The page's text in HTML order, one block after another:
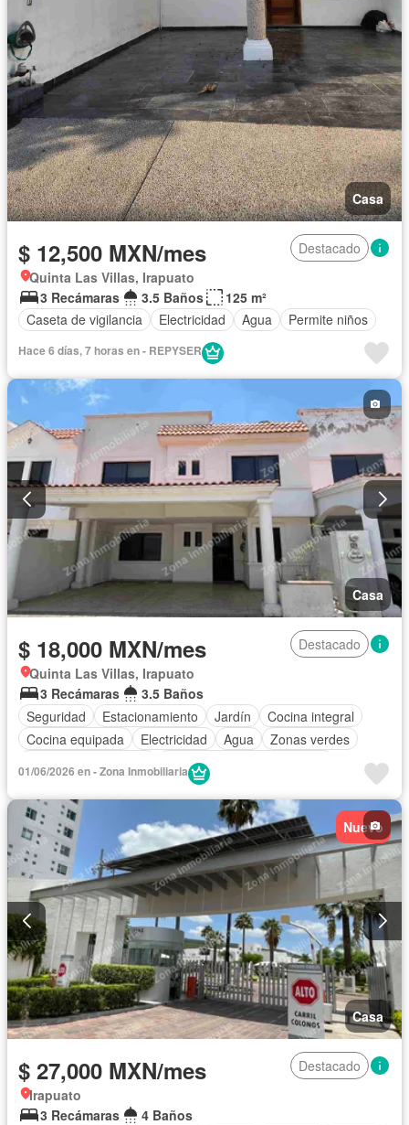
Casa
$ 12,500 MXN/mes
Destacado
Quinta Las Villas, Irapuato
3 Recámaras
3.5 Baños
125 m²
Caseta de vigilancia
Electricidad Agua Permite niños
Hace 6 días, 7 horas en - REPYSER
Casa
$ 18,000 MXN/mes
Destacado
Quinta Las Villas, Irapuato
3 Recámaras
3.5 Baños
Seguridad
Estacionamiento Jardín
Cocina integral
Cocina equipada
Electricidad Agua
Zonas verdes
Completamente amueblado
01/06/2026 en - Zona Inmobiliaria
Nuevo
Casa
$ 27,000 MXN/mes
Destacado
Irapuato
3 Recámaras
4 Baños